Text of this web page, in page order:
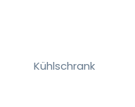
Kühlschrank